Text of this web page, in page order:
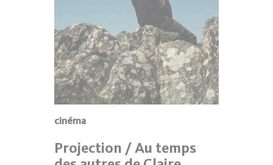
cinéma
Projection / Au temps